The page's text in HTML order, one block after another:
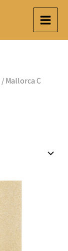
/ Mallorca C